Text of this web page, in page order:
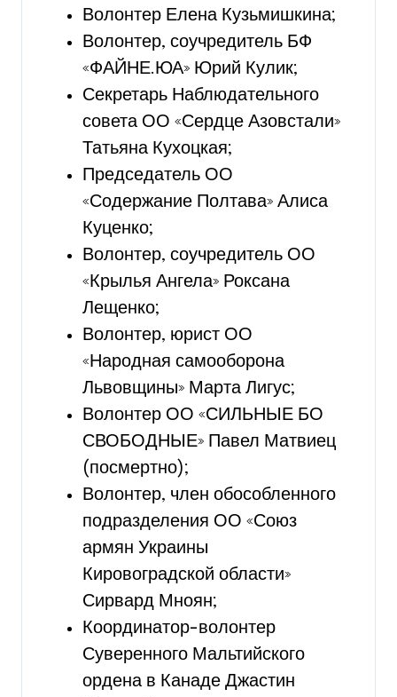
Волонтер Елена Кузьмишкина;
Волонтер, соучредитель БФ
«ФАЙНЕ.ЮА» Юрий Кулик;
Секретарь Наблюдательного
совета ОО «Сердце Азовстали»
Татьяна Кухоцкая;
Председатель ОО
«Содержание Полтава» Алиса
Куценко;
Волонтер, соучредитель ОО
«Крылья Ангела» Роксана
Лещенко;
Волонтер, юрист ОО
«Народная самооборона
Львовщины» Марта Лигус;
Волонтер ОО «СИЛЬНЫЕ БО
СВОБОДНЫЕ» Павел Матвиец
(посмертно);
Волонтер, член обособленного
подразделения ОО «Союз
армян Украины
Кировоградской области»
Сирвард Мноян;
Координатор-волонтер
Суверенного Мальтийского
ордена в Канаде Джастин